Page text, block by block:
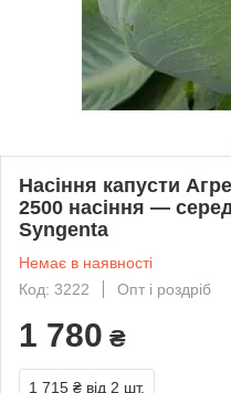
Насіння капусти
2500 насіння —
Syngenta
Немає в наявності
Код: 3222
Опт і роздріб
1 780 ₴
1 715 ₴ від 2 шт.